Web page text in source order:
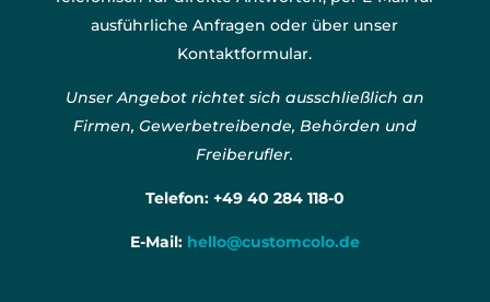
ausführliche Anfragen oder über unser
Kontaktformular.
Unser Angebot richtet sich ausschließlich an
Firmen, Gewerbetreibende, Behörden und
Freiberufler.
Telefon: +49 40 284 118-0
E-Mail: hello@customcolo.de